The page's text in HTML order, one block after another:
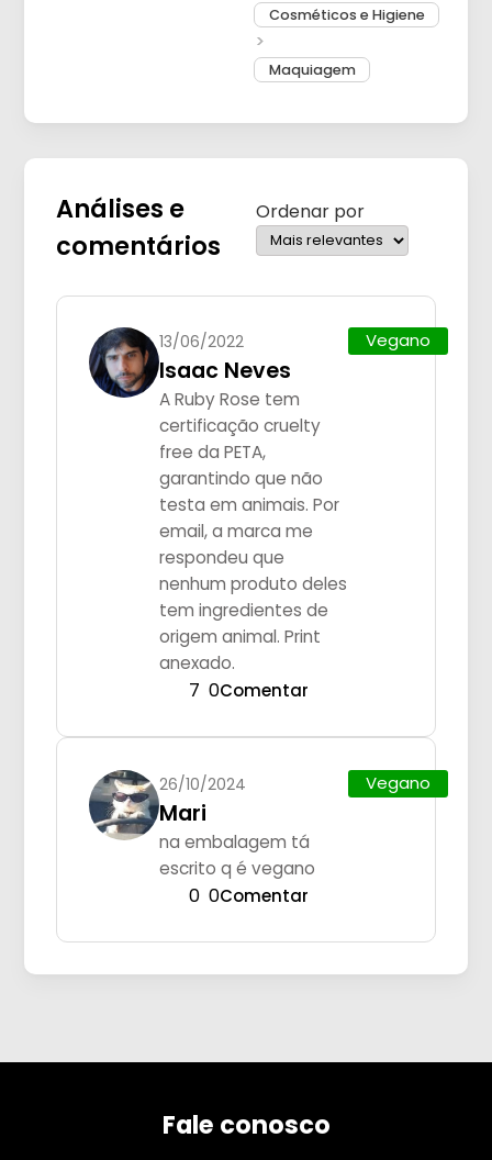
Cosméticos e Higiene
Maquiagem
Análises e
comentários
Ordenar por
13/06/2022
Isaac Neves
A Ruby Rose tem
certificação cruelty
free da PETA,
garantindo que não
testa em animais. Por
email, a marca me
respondeu que
nenhum produto deles
tem ingredientes de
origem animal. Print
anexado.
Vegano
7 0Comentar
26/10/2024
Mari
na embalagem tá
escrito q é vegano
Vegano
0 0Comentar
Fale conosco